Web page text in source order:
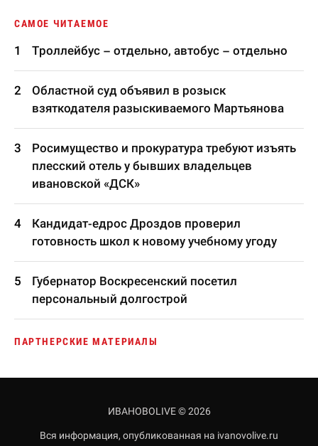
САМОЕ ЧИТАЕМОЕ
Троллейбус – отдельно, автобус – отдельно
Областной суд объявил в розыск
взяткодателя разыскиваемого Мартьянова
Росимущество и прокуратура требуют изъять
плесский отель у бывших владельцев
ивановской «ДСК»
Кандидат-едрос Дроздов проверил
готовность школ к новому учебному угоду
Губернатор Воскресенский посетил
персональный долгострой
ПАРТНЕРСКИЕ МАТЕРИАЛЫ
ИВАНОВОLIVE © 2026
Вся информация, опубликованная на ivanovolive.ru